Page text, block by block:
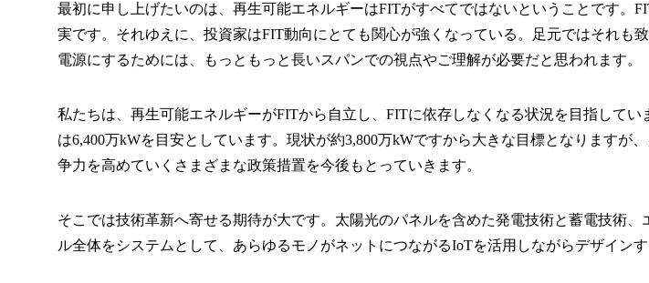
最初に申し上げたいのは、再生可能エネルギーはFITがすべてではないということです
実です。それゆえに、投資家はFIT動向にとても関心が強くなっている。足元ではそれも
電源にするためには、もっともっと長いスパンでの視点やご理解が必要だと思われます。
私たちは、再生可能エネルギーがFITから自立し、FITに依存しなくなる状況を目指して
は6,400万kWを目安としています。現状が約3,800万kWですから大きな目標となります
争力を高めていくさまざまな政策措置を今後もとっていきます。
そこでは技術革新へ寄せる期待が大です。太陽光のパネルを含めた発電技術と蓄電技術
ル全体をシステムとして、あらゆるモノがネットにつながるIoTを活用しながらデザイン